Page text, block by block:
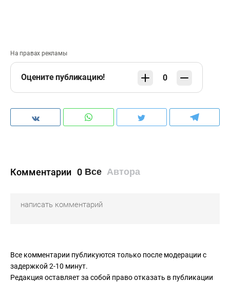
На правах рекламы
Оцените публикацию! 0
Комментарии 0 Все Автора
Все комментарии публикуются только после модерации с
задержкой 2-10 минут.
Редакция оставляет за собой право отказать в публикации